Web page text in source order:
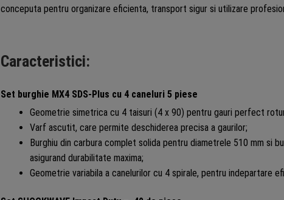
conceputa pentru organizare eficienta, transport sigur si utilizare
Caracteristici:
Set burghie MX4 SDS-Plus cu 4 caneluri 5 piese
Geometrie simetrica cu 4 taisuri (4 x 90) pentru gauri perfect
Varf ascutit, care permite deschiderea precisa a gaurilor;
Burghiu din carbura complet solida pentru diametrele 510 mm si
asigurand durabilitate maxima;
Geometrie variabila a canelurilor cu 4 spirale, pentru indepartare